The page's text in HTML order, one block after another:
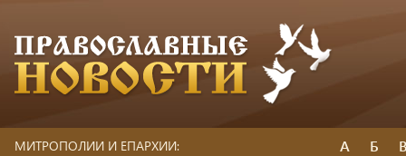
МИТРОПОЛИИ И ЕПАРХИИ: А Б